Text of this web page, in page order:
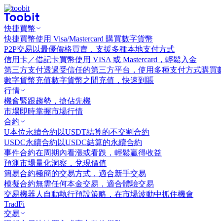
快捷買幣
快捷買幣使用 Visa/Mastercard 購買數字貨幣
P2P交易 以最優價格買賣，支援多種本地支付方式
信用卡／借記卡買幣使用 VISA 或 Mastercard，輕鬆入金
第三方支付透過受信任的第三方平台，使用多種支付方式購買
數字貨幣充值數字貨幣之間充值，快速到賬
行情
機會緊跟趨勢，搶佔先機
市場即時掌握市場行情
合約
U本位永續合約 以USDT結算的不交割合約
USDC永續合約 以USDC結算的永續合約
事件合約在周期內看漲或看跌，輕鬆贏得收益
預測市場量化洞察，兌現價值
簡易合約極簡的交易方式，適合新手交易
模擬合約無需任何本金交易，適合體驗交易
交易機器人 自動執行預設策略，在市場波動中抓住機會
TradFi
交易